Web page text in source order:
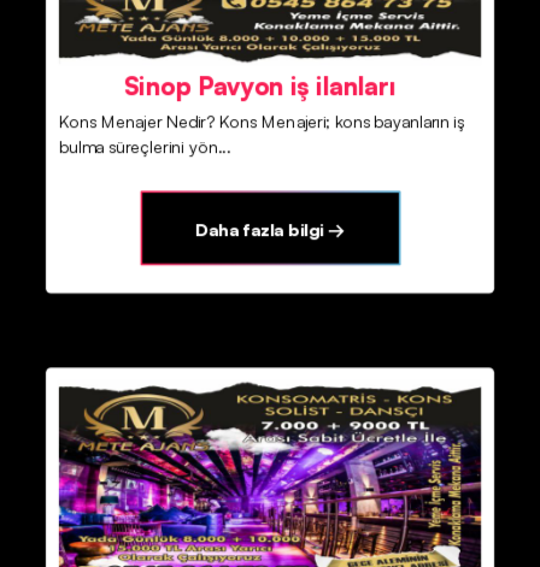
Sinop Pavyon iş ilanları
Kons Menajer Nedir? Kons Menajeri; kons bayanların iş
bulma süreçlerini yön...
Daha fazla bilgi →